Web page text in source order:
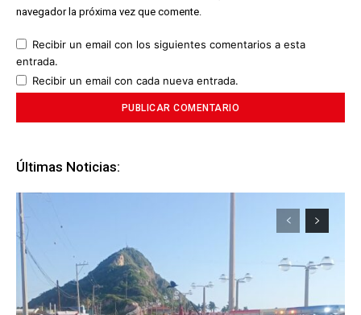
navegador la próxima vez que comente.
Recibir un email con los siguientes comentarios a esta
entrada.
Recibir un email con cada nueva entrada.
Últimas Noticias: